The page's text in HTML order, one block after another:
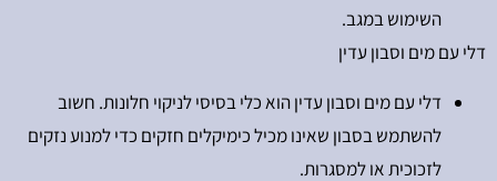
השימוש במגב.
דלי עם מים וסבון עדין
דלי עם מים וסבון עדין הוא כלי בסיסי לניקוי חלונות. חשוב
להשתמש בסבון שאינו מכיל כימיקלים חזקים כדי למנוע נזקים
לזכוכית או למסגרות.